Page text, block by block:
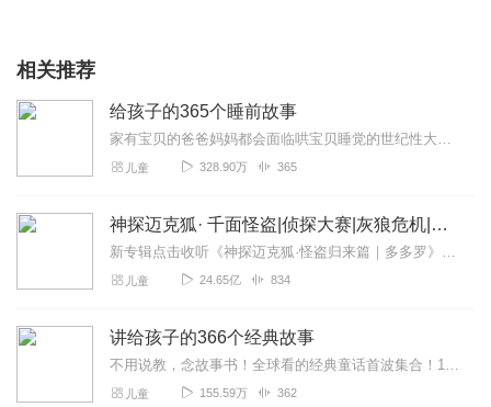
找了很多成语专辑，孩子最喜欢听这个，里面比喻形象生
动，对写作帮助也很大，圈粉喽！
2020-11-13
成语故事不少，但象这样生动吸引的不多。谢谢主播！😘
2020-04-27
喜欢 😃，，，，，，，，，，
2020-08-01
相关推荐
给孩子的365个睡前故事
家有宝贝的爸爸妈妈都会面临哄宝贝睡觉的世纪性大难题。调皮的宝贝在床上翻来覆去，一会儿笑，一会儿哭，一会儿闹，就是不愿意睡觉。给孩子的365个睡前故事，解决家长...
儿童 328.90万 365
神探迈克狐· 千面怪盗|侦探大赛|灰狼危机|多多罗
新专辑点击收听《神探迈克狐·怪盗归来篇｜多多罗》！！！>>>点击进入主播橱窗购买《神探迈克狐》系列图书吧!<<<多多罗故事【点击前往】收听多多罗其他好玩有趣的故...
儿童 24.65亿 834
讲给孩子的366个经典故事
不用说教，念故事书！全球看的经典童话首波集合！12种故事类型+366个好故事全面促进EQ开发，每天3分钟好故事，学知识、塑情商、铸性格，忙碌妈妈情商开发亲子书的...
儿童 155.59万 362